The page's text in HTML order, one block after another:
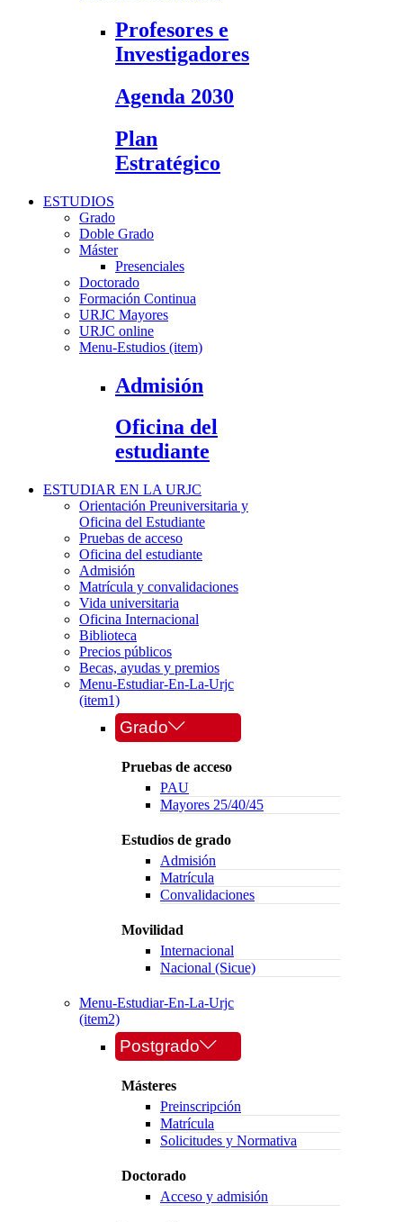
Profesores e
Investigadores
Agenda 2030
Plan
Estratégico
ESTUDIOS
Grado
Doble Grado
Máster
Presenciales
Doctorado
Formación Continua
URJC Mayores
URJC online
Menu-Estudios (item)
Admisión
Oficina del
estudiante
ESTUDIAR EN LA URJC
Orientación Preuniversitaria y
Oficina del Estudiante
Pruebas de acceso
Oficina del estudiante
Admisión
Matrícula y convalidaciones
Vida universitaria
Oficina Internacional
Biblioteca
Precios públicos
Becas, ayudas y premios
Menu-Estudiar-En-La-Urjc
(item1)
Grado
Pruebas de acceso
PAU
Mayores 25/40/45
Estudios de grado
Admisión
Matrícula
Convalidaciones
Movilidad
Internacional
Nacional (Sicue)
Menu-Estudiar-En-La-Urjc
(item2)
Postgrado
Másteres
Preinscripción
Matrícula
Solicitudes y Normativa
Doctorado
Acceso y admisión